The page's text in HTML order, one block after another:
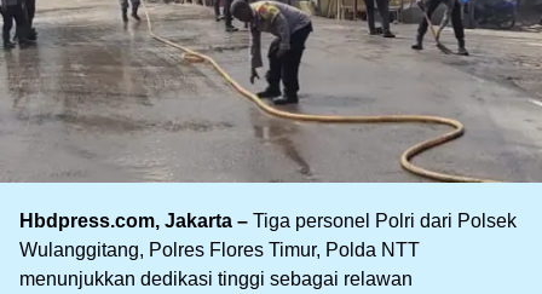
Hbdpress.com, Jakarta – Tiga personel Polri dari Polsek
Wulanggitang, Polres Flores Timur, Polda NTT
menunjukkan dedikasi tinggi sebagai relawan